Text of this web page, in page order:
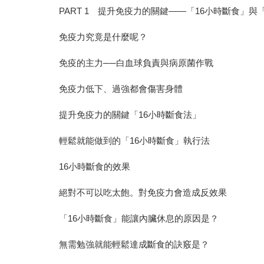
PART 1 提升免疫力的關鍵——「16小時斷食」與「
免疫力究竟是什麼呢？
免疫的主力──白血球負責與病原菌作戰
免疫力低下、過強都會傷害身體
提升免疫力的關鍵「16小時斷食法」
輕鬆就能做到的「16小時斷食」執行法
16小時斷食的效果
絕對不可以吃太飽。對免疫力會造成反效果
「16小時斷食」能讓內臟休息的原因是？
無需勉強就能輕鬆達成斷食的訣竅是？